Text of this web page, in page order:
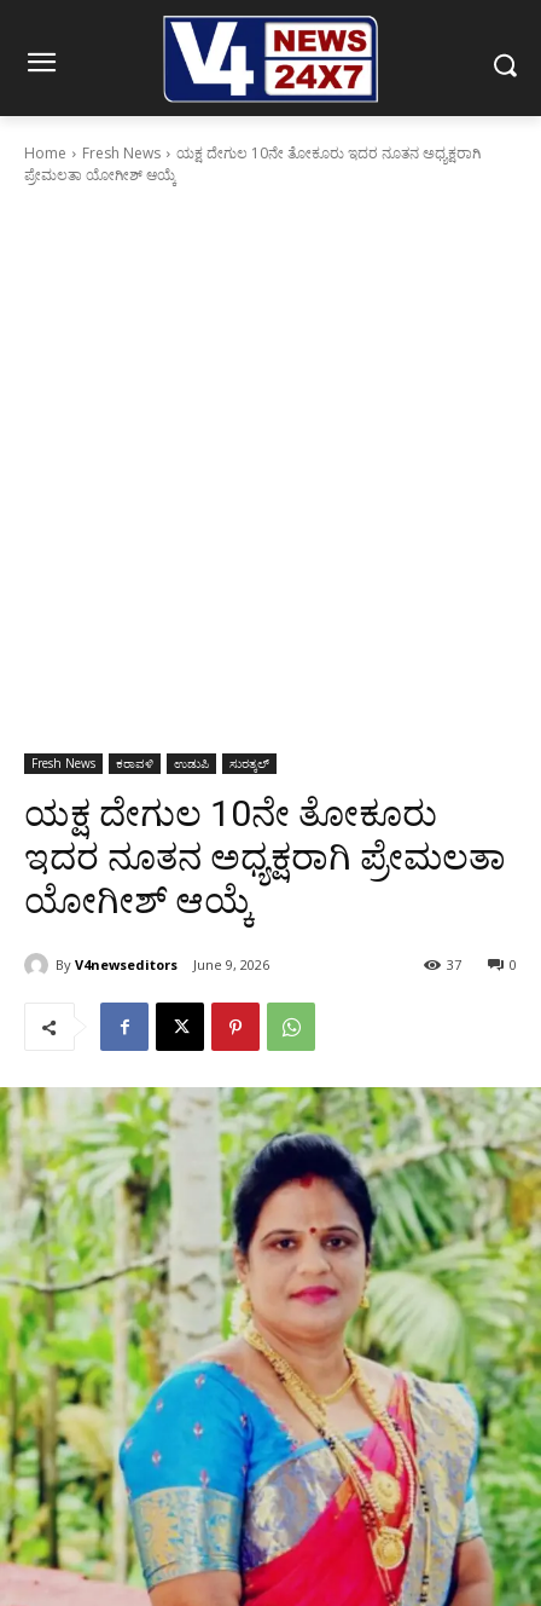
Home Fresh News
ಯಕ್ಷ ದೇಗುಲ 10ನೇ ತೋಕೂರು ಇದರ ನೂತನ ಅಧ್ಯಕ್ಷರಾಗಿ
ಪ್ರೇಮಲತಾ ಯೋಗೀಶ್ ಆಯ್ಕೆ
Fresh News ಕರಾವಳಿ ಉಡುಪಿ ಸುರತ್ಕಲ್
ಯಕ್ಷ ದೇಗುಲ 10ನೇ ತೋಕೂರು
ಇದರ ನೂತನ ಅಧ್ಯಕ್ಷರಾಗಿ ಪ್ರೇಮಲತಾ
ಯೋಗೀಶ್ ಆಯ್ಕೆ
By V4newseditors June 9, 2026 0
37